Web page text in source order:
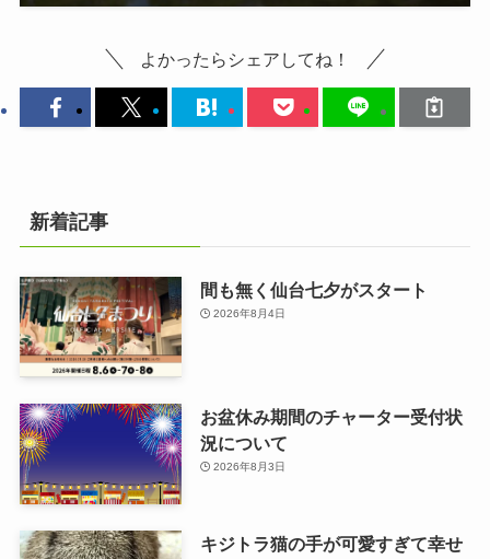
よかったらシェアしてね！
新着記事
間も無く仙台七夕がスタート
2026年8月4日
お盆休み期間のチャーター受付状
況について
2026年8月3日
キジトラ猫の手が可愛すぎて幸せ